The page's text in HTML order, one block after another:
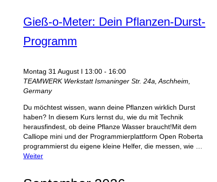
Gieß-o-Meter: Dein Pflanzen-Durst-
Programm
Montag 31 August I 13:00 - 16:00
TEAMWERK WerkstattIsmaninger Str. 24a, Aschheim,
Germany
Du möchtest wissen, wann deine Pflanzen wirklich Durst
haben? In diesem Kurs lernst du, wie du mit Technik
herausfindest, ob deine Pflanze Wasser braucht!Mit dem
Calliope mini und der Programmierplattform Open Roberta
programmierst du eigene kleine Helfer, die messen, wie …
Weiter